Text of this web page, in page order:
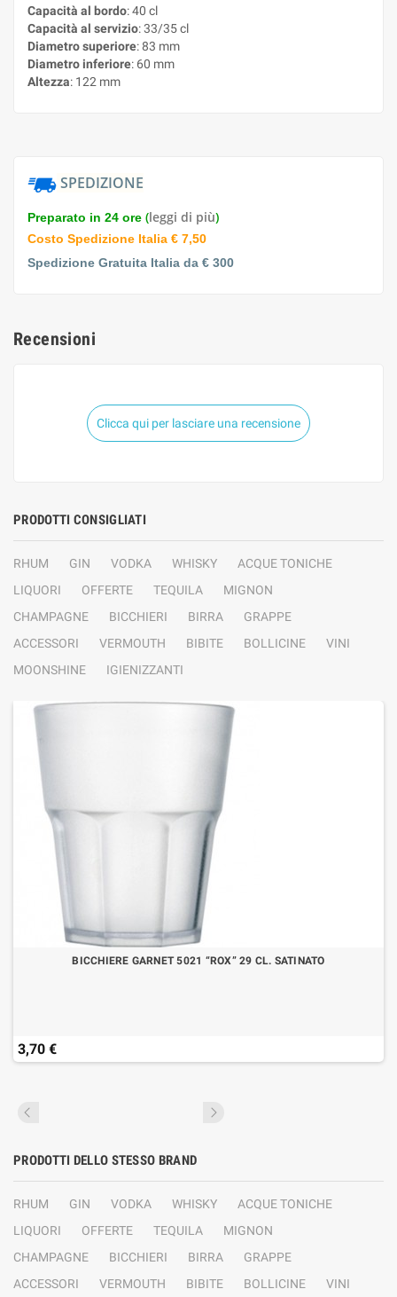
Capacità al bordo: 40 cl
Capacità al servizio: 33/35 cl
Diametro superiore: 83 mm
Diametro inferiore: 60 mm
Altezza: 122 mm
SPEDIZIONE
Preparato in 24 ore (leggi di più)
Costo Spedizione Italia € 7,50
Spedizione Gratuita Italia da € 300
Recensioni
Clicca qui per lasciare una recensione
PRODOTTI CONSIGLIATI
RHUM GIN VODKA WHISKY
ACQUE TONICHE
LIQUORI
OFFERTE TEQUILA
MIGNON
CHAMPAGNE
BICCHIERI BIRRA
GRAPPE
ACCESSORI
VERMOUTH BIBITE BOLLICINE
VINI
MOONSHINE
IGIENIZZANTI
BICCHIERE GARNET 5021 “ROX” 29 CL. SATINATO
3,70 €
PRODOTTI DELLO STESSO BRAND
RHUM GIN VODKA WHISKY
ACQUE TONICHE
LIQUORI
OFFERTE TEQUILA
MIGNON
CHAMPAGNE
BICCHIERI BIRRA
GRAPPE
ACCESSORI
VERMOUTH BIBITE BOLLICINE VINI